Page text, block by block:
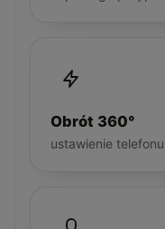
Obrót 360°
ustawienie